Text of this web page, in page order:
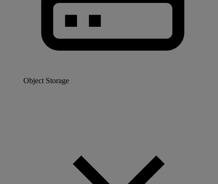
Object Storage